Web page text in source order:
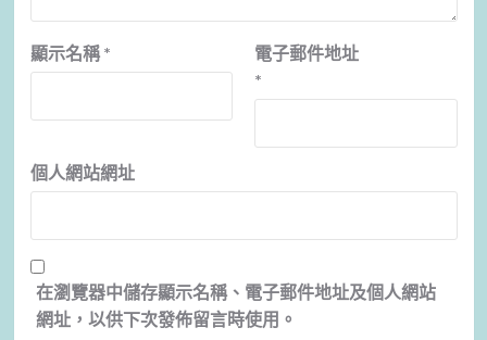
顯示名稱 *
電子郵件地址
*
個人網站網址
在瀏覽器中儲存顯示名稱、電子郵件地址及個人網站
網址，以供下次發佈留言時使用。